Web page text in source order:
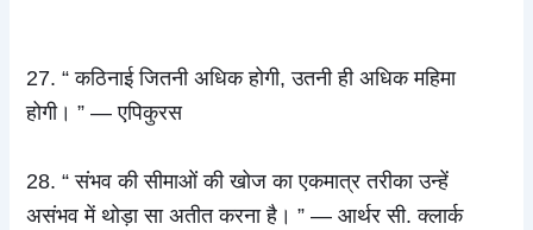
27. “ कठिनाई जितनी अधिक होगी, उतनी ही अधिक महिमा
होगी। ” — एपिकुरस
28. “ संभव की सीमाओं की खोज का एकमात्र तरीका उन्हें
असंभव में थोड़ा सा अतीत करना है। ” — आर्थर सी. क्लार्क